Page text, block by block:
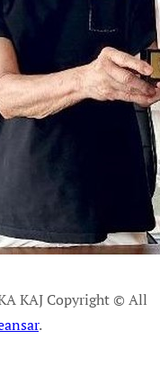
KAJ Copyright © All
.